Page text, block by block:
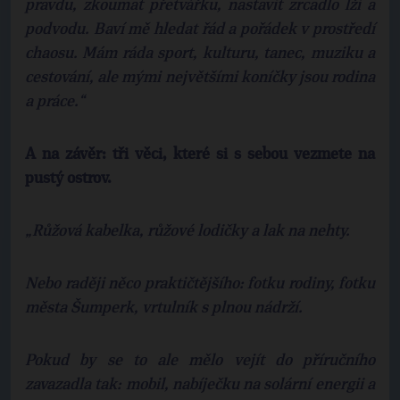
pravdu, zkoumat přetvářku, nastavit zrcadlo lži a
podvodu. Baví mě hledat řád a pořádek v prostředí
chaosu. Mám ráda sport, kulturu, tanec, muziku a
cestování, ale mými největšími koníčky jsou rodina
a práce.“
A na závěr: tři věci, které si s sebou vezmete na
pustý ostrov.
„Růžová kabelka, růžové lodičky a lak na nehty.
Nebo raději něco praktičtějšího: fotku rodiny, fotku
města Šumperk, vrtulník s plnou nádrží.
Pokud by se to ale mělo vejít do příručního
zavazadla tak: mobil, nabíječku na solární energii a